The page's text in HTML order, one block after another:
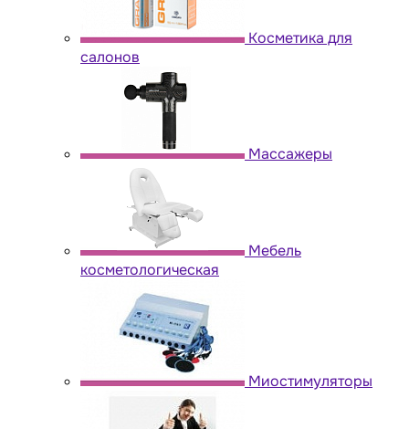
Косметика для
салонов
Массажеры
Мебель
косметологическая
Миостимуляторы